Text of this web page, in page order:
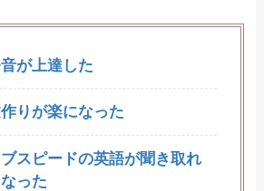
が上達した
りが楽になった
スピードの英語が聞き取れ
った